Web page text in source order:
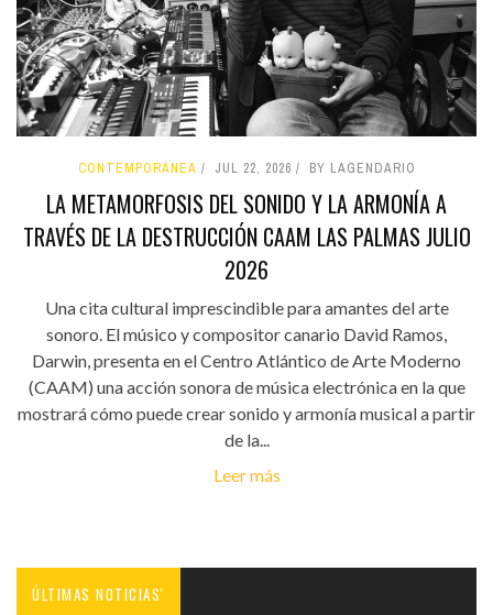
CONTEMPORÁNEA JUL 22, 2026 BY LAGENDARIO
LA METAMORFOSIS DEL SONIDO Y LA ARMONÍA A
TRAVÉS DE LA DESTRUCCIÓN CAAM LAS PALMAS JULIO
2026
Una cita cultural imprescindible para amantes del arte
sonoro. El músico y compositor canario David Ramos,
Darwin, presenta en el Centro Atlántico de Arte Moderno
(CAAM) una acción sonora de música electrónica en la que
mostrará cómo puede crear sonido y armonía musical a partir
de la...
Leer más
ÚLTIMAS NOTICIAS'